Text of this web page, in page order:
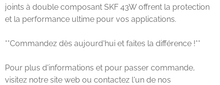
joints à double composant SKF 43W offrent la protection
et la performance ultime pour vos applications.
**Commandez dès aujourd'hui et faites la différence !**
Pour plus d'informations et pour passer commande,
visitez notre site web ou contactez l'un de nos